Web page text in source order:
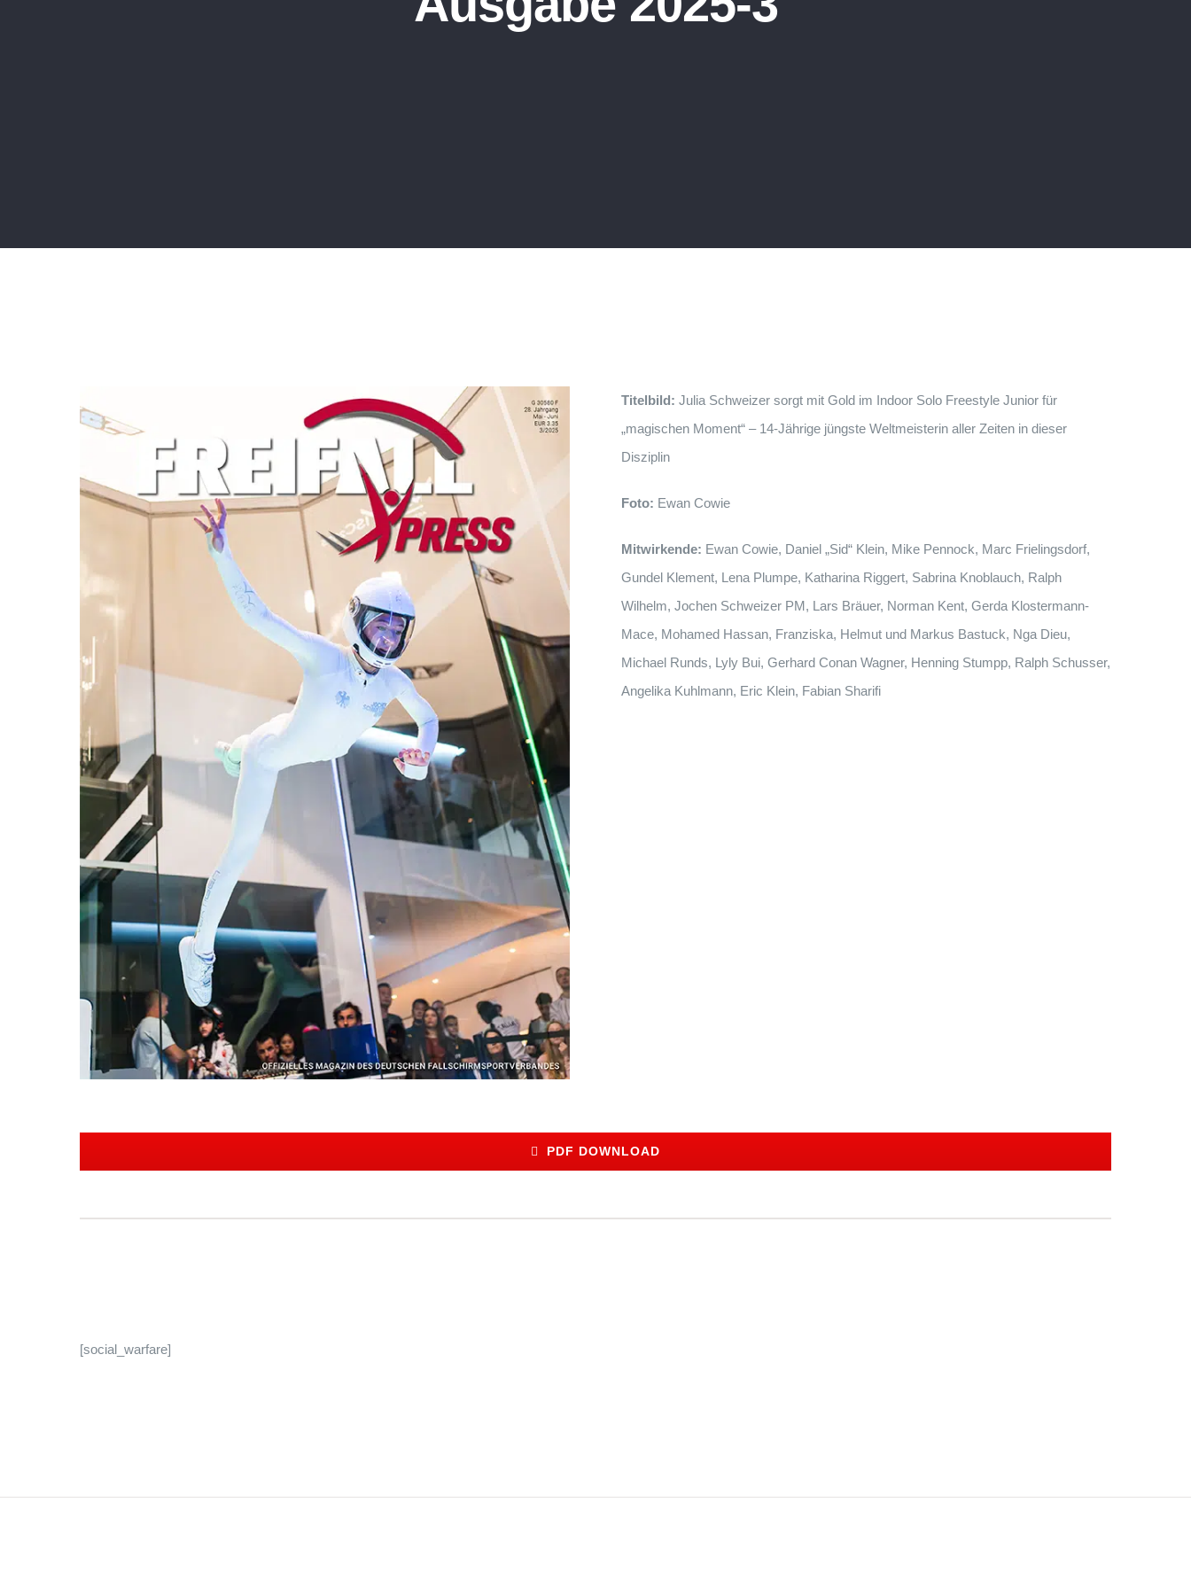
Titelbild:Julia Schweizer sorgt mit Gold im Indoor Solo Freestyle Junior für
„magischen Moment“ – 14-Jährige jüngste Weltmeisterin aller Zeiten in dieser
Disziplin
Foto: Ewan Cowie
Mitwirkende: Ewan Cowie, Daniel „Sid“ Klein, Mike Pennock, Marc Frielingsdorf,
Gundel Klement, Lena Plumpe, Katharina Riggert, Sabrina Knoblauch, Ralph
Wilhelm, Jochen Schweizer PM, Lars Bräuer, Norman Kent, Gerda Klostermann-
Mace, Mohamed Hassan, Franziska, Helmut und Markus Bastuck, Nga Dieu,
Michael Runds, Lyly Bui, Gerhard Conan Wagner, Henning Stumpp, Ralph Schusser,
Angelika Kuhlmann, Eric Klein, Fabian Sharifi
PDF DOWNLOAD
[social_warfare]